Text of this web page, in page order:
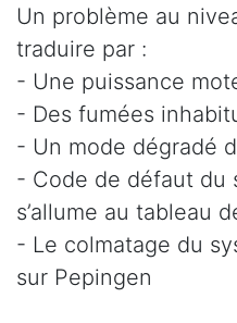
Un problème au
traduire par :
- Une puissance
- Des fumées
- Un mode dégradé
- Code de défaut du
s’allume au tableau
- Le colmatage du
sur Pepingen